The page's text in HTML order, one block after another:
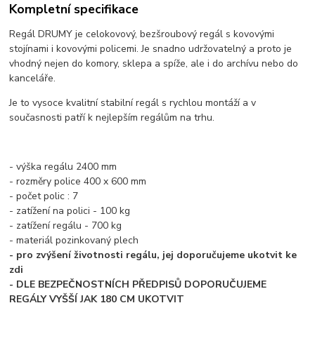
Kompletní specifikace
Regál DRUMY je celokovový, bezšroubový regál s kovovými
stojínami i kovovými policemi. Je snadno udržovatelný a proto je
vhodný nejen do komory, sklepa a spíže, ale i do archívu nebo do
kanceláře.
Je to vysoce kvalitní stabilní regál s rychlou montáží a v
současnosti patří k nejlepším regálům na trhu.
- výška regálu 2400 mm
- rozměry police 400 x 600 mm
- počet polic : 7
- zatížení na polici - 100 kg
- zatížení regálu - 700 kg
- materiál pozinkovaný plech
- pro zvýšení životnosti regálu, jej doporučujeme ukotvit ke
zdi
- DLE BEZPEČNOSTNÍCH PŘEDPISŮ DOPORUČUJEME
REGÁLY VYŠŠÍ JAK 180 CM UKOTVIT